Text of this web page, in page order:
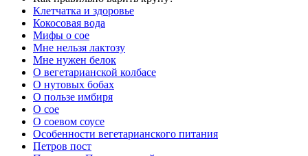
Клетчатка и здоровье
Кокосовая вода
Мифы о сое
Мне нельзя лактозу
Мне нужен белок
О вегетарианской колбасе
О нутовых бобах
О пользе имбиря
О сое
О соевом соусе
Особенности вегетарианского питания
Петров пост